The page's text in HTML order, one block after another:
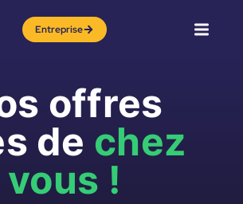
Entreprise
offres
de chez
vous !